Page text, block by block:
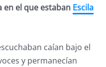
en el que estaban Escila
caían bajo el
y permanecían